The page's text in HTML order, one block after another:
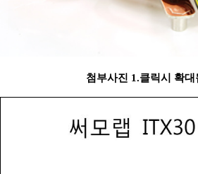
첨부사진 1.클릭시 확대